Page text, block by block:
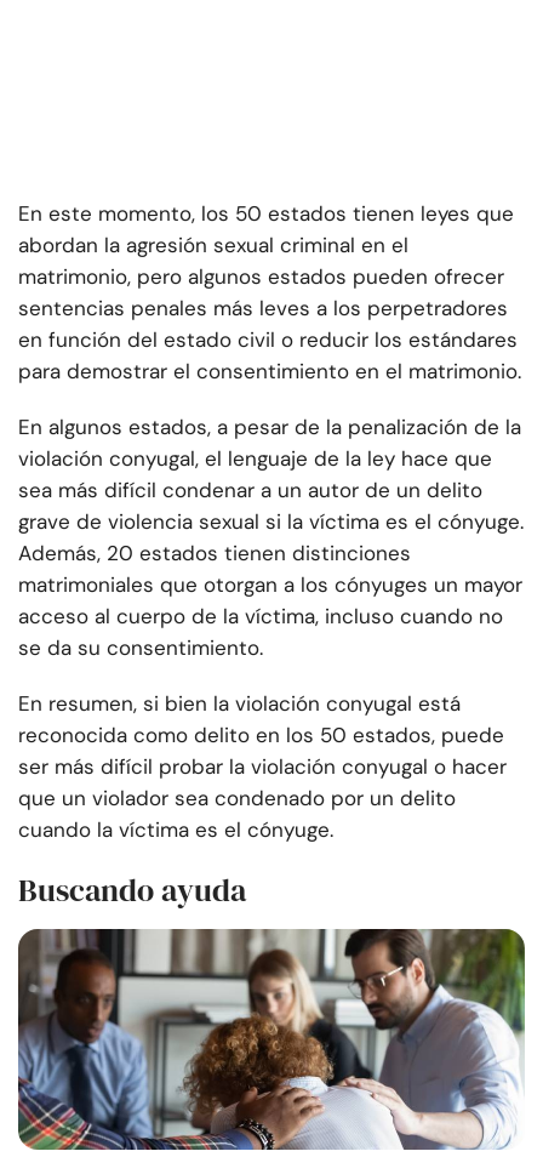
En este momento, los 50 estados tienen leyes que
abordan la agresión sexual criminal en el
matrimonio, pero algunos estados pueden ofrecer
sentencias penales más leves a los perpetradores
en función del estado civil o reducir los estándares
para demostrar el consentimiento en el matrimonio.
En algunos estados, a pesar de la penalización de la
violación conyugal, el lenguaje de la ley hace que
sea más difícil condenar a un autor de un delito
grave de violencia sexual si la víctima es el cónyuge.
Además, 20 estados tienen distinciones
matrimoniales que otorgan a los cónyuges un mayor
acceso al cuerpo de la víctima, incluso cuando no
se da su consentimiento.
En resumen, si bien la violación conyugal está
reconocida como delito en los 50 estados, puede
ser más difícil probar la violación conyugal o hacer
que un violador sea condenado por un delito
cuando la víctima es el cónyuge.
Buscando ayuda